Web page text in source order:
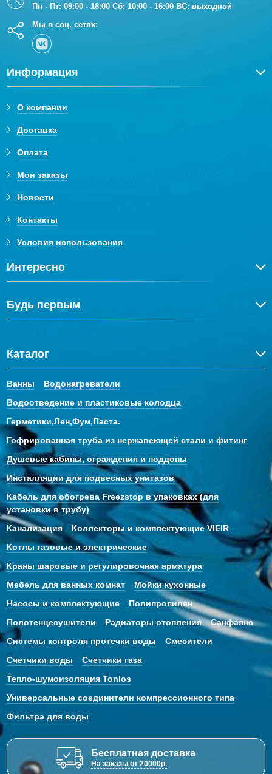
Пн - Пт: 09:00 - 18:00 Сб: 10:00 - 16:00 ВС: выходной
Мы в соц. сетях:
Информация
О компании
Доставка
Оплата
Мои заказы
Новости
Контакты
Условия использования
Интересно
Будь первым
Каталог
Ванны
Водонагреватели
Водоотведение и пластиковые колодца
Герметики,Лен,Фум,Паста.
Гофрированная труба из нержавеющей стали и фитинг
Душевые кабины, ограждения и поддоны
Инсталляции для подвесных унитазов
Кабель для обогрева Freezstop в упаковках (для
установки в трубу)
Канализация
Коллекторы и комплектующие VIEIR
Котлы газовые и электрические
Краны шаровые и регулировочная арматура
Мебель для ванных комнат
Мойки кухонные
Насосы и комплектующие
Полипропилен
Полотенцесушители
Радиаторы отопления
Санфаянс
Системы контроля протечки воды
Смесители
Счетчики воды
Счетчики газа
Тепло-шумоизоляция Tonlos
Универсальные соединители компрессионного типа
Фильтра для воды
Бесплатная доставка
На заказы от 20000р.